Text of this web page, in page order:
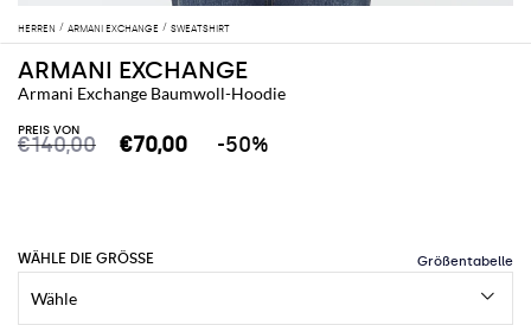
HERREN ARMANI EXCHANGE SWEATSHIRT
ARMANI EXCHANGE
Armani Exchange Baumwoll-Hoodie
PREIS VON
€140,00 €70,00 -50%
WÄHLE DIE GRÖSSE